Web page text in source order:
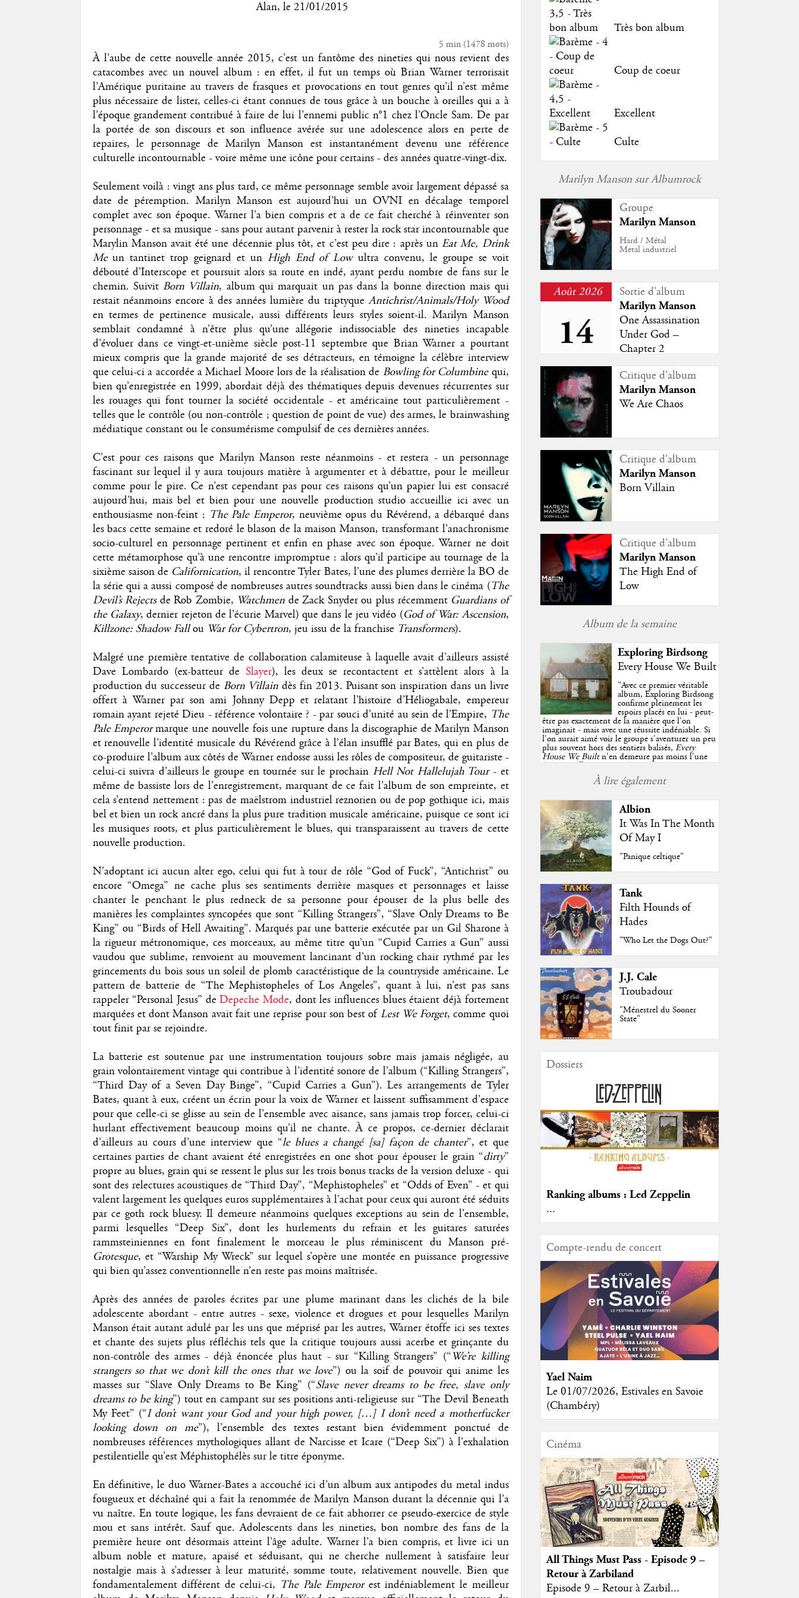
Alan, le 21/01/2015
5 min(1478 mots)
À l’aube de cette nouvelle année 2015, c’est un fantôme des nineties qui nous revient des
catacombes avec un nouvel album : en effet, il fut un temps où Brian Warner terrorisait
l’Amérique puritaine au travers de frasques et provocations en tout genres qu’il n’est même
plus nécessaire de lister, celles-ci étant connues de tous grâce à un bouche à oreilles qui a à
l’époque grandement contribué à faire de lui l’ennemi public n°1 chez l’Oncle Sam. De par
la portée de son discours et son influence avérée sur une adolescence alors en perte de
repaires, le personnage de Marilyn Manson est instantanément devenu une référence
culturelle incontournable - voire même une icône pour certains - des années quatre-vingt-dix.
Seulement voilà : vingt ans plus tard, ce même personnage semble avoir largement dépassé sa
date de péremption. Marilyn Manson est aujourd’hui un OVNI en décalage temporel
complet avec son époque. Warner l’a bien compris et a de ce fait cherché à réinventer son
personnage - et sa musique - sans pour autant parvenir à rester la rock star incontournable que
Marylin Manson avait été une décennie plus tôt, et c’est peu dire : après unEat Me, Drink
Meun tantinet trop geignard et un High End of Lowultra convenu, le groupe se voit
débouté d'Interscope et poursuit alors sa route en indé, ayant perdu nombre de fans sur le
chemin. Suivit Born Villain, album qui marquait un pas dans la bonne direction mais qui
restait néanmoins encore à des années lumière du triptyqueAntichrist/Animals/Holy Wood
en termes de pertinence musicale, aussi différents leurs styles soient-il. Marilyn Manson
semblait condamné à n’être plus qu’une allégorie indissociable des nineties incapable
d’évoluer dans ce vingt-et-unième siècle post-11 septembre que Brian Warner a pourtant
mieux compris que la grande majorité de ses détracteurs, en témoigne la célèbre interview
que celui-ci a accordée a Michael Moore lors de la réalisation de Bowling for Columbinequi,
bien qu’enregistrée en 1999, abordait déjà des thématiques depuis devenues récurrentes sur
les rouages qui font tourner la société occidentale - et américaine tout particulièrement -
telles que le contrôle (ou non-contrôle ; question de point de vue) des armes, le brainwashing
médiatique constant ou le consumérisme compulsif de ces dernières années.
C’est pour ces raisons que Marilyn Manson reste néanmoins - et restera - un personnage
fascinant sur lequel il y aura toujours matière à argumenter et à débattre, pour le meilleur
comme pour le pire. Ce n’est cependant pas pour ces raisons qu’un papier lui est consacré
aujourd’hui, mais bel et bien pour une nouvelle production studio accueillie ici avec un
enthousiasme non-feint : The Pale Emperor, neuvième opus du Révérend, a débarqué dans
les bacs cette semaine et redoré le blason de la maison Manson, transformant l’anachronisme
socio-culturel en personnage pertinent et enfin en phase avec son époque. Warner ne doit
cette métamorphose qu’à une rencontre impromptue : alors qu’il participe au tournage de la
sixième saison de Californication, il rencontre Tyler Bates, l’une des plumes derrière la BO de
la série qui a aussi composé de nombreuses autres soundtracks aussi bien dans le cinéma (The
Devil’s Rejectsde Rob Zombie, Watchmen de Zack Snyder ou plus récemment Guardians of
the Galaxy, dernier rejeton de l’écurie Marvel) que dans le jeu vidéo (God of War: Ascension,
Killzone: Shadow Fallou War for Cybertron, jeu issu de la franchise Transformers).
Malgré une première tentative de collaboration calamiteuse à laquelle avait d’ailleurs assisté
Dave Lombardo (ex-batteur de Slayer), les deux se recontactent et s’attèlent alors à la
production du successeur de Born Villain dès fin 2013. Puisant son inspiration dans un livre
offert à Warner par son ami Johnny Depp et relatant l’histoire d’Héliogabale, empereur
romain ayant rejeté Dieu - référence volontaire ? - par souci d’unité au sein de l’Empire, The
Pale Emperormarque une nouvelle fois une rupture dans la discographie de Marilyn Manson
et renouvelle l’identité musicale du Révérend grâce à l’élan insufflé par Bates, qui en plus de
co-produire l’album aux côtés de Warner endosse aussi les rôles de compositeur, de guitariste -
celui-ci suivra d’ailleurs le groupe en tournée sur le prochain Hell Not Hallelujah Tour- et
même de bassiste lors de l'enregistrement, marquant de ce fait l’album de son empreinte, et
cela s’entend nettement : pas de maëlstrom industriel reznorien ou de pop gothique ici, mais
bel et bien un rock ancré dans la plus pure tradition musicale américaine, puisque ce sont ici
les musiques roots, et plus particulièrement le blues, qui transparaissent au travers de cette
nouvelle production.
N’adoptant ici aucun alter ego, celui qui fut à tour de rôle “God of Fuck”, “Antichrist” ou
encore “Omega” ne cache plus ses sentiments derrière masques et personnages et laisse
chanter le penchant le plus redneck de sa personne pour épouser de la plus belle des
manières les complaintes syncopées que sont “Killing Strangers”, “Slave Only Dreams to Be
King” ou “Birds of Hell Awaiting”. Marqués par une batterie exécutée par un Gil Sharone à
la rigueur métronomique, ces morceaux, au même titre qu’un “Cupid Carries a Gun” aussi
vaudou que sublime, renvoient au mouvement lancinant d’un rocking chair rythmé par les
grincements du bois sous un soleil de plomb caractéristique de la countryside américaine. Le
pattern de batterie de “The Mephistopheles of Los Angeles”, quant à lui, n’est pas sans
rappeler “Personal Jesus” deDepeche Mode, dont les influences blues étaient déjà fortement
marquées et dont Manson avait fait une reprise pour son best ofLest We Forget, comme quoi
tout finit par se rejoindre.
La batterie est soutenue par une instrumentation toujours sobre mais jamais négligée, au
grain volontairement vintage qui contribue à l’identité sonore de l’album (“Killing Strangers”,
“Third Day of a Seven Day Binge”, “Cupid Carries a Gun”). Les arrangements de Tyler
Bates, quant à eux, créent un écrin pour la voix de Warner et laissent suffisamment d’espace
pour que celle-ci se glisse au sein de l’ensemble avec aisance, sans jamais trop forcer, celui-ci
hurlant effectivement beaucoup moins qu’il ne chante. À ce propos, ce-dernier déclarait
d’ailleurs au cours d’une interview que “le blues a changé [sa] façon de chanter”, et que
certaines parties de chant avaient été enregistrées en one shot pour épouser le grain “dirty”
propre au blues, grain qui se ressent le plus sur les trois bonus tracks de la version deluxe - qui
sont des relectures acoustiques de “Third Day”, “Mephistopheles” et “Odds of Even” - et qui
valent largement les quelques euros supplémentaires à l’achat pour ceux qui auront été séduits
par ce goth rock bluesy. Il demeure néanmoins quelques exceptions au sein de l'ensemble,
parmi lesquelles “Deep Six”, dont les hurlements du refrain et les guitares saturées
rammsteiniennes en font finalement le morceau le plus réminiscent du Manson pré-
Grotesque, et “Warship My Wreck” sur lequel s’opère une montée en puissance progressive
qui bien qu’assez conventionnelle n’en reste pas moins maîtrisée.
Après des années de paroles écrites par une plume marinant dans les clichés de la bile
adolescente abordant - entre autres - sexe, violence et drogues et pour lesquelles Marilyn
Manson était autant adulé par les uns que méprisé par les autres, Warner étoffe ici ses textes
et chante des sujets plus réfléchis tels que la critique toujours aussi acerbe et grinçante du
non-contrôle des armes - déjà énoncée plus haut - sur “Killing Strangers” (“We’re killing
strangers so that we don’t kill the ones that we love”) ou la soif de pouvoir qui anime les
masses sur “Slave Only Dreams to Be King” (“Slave never dreams to be free, slave only
dreams to be king”) tout en campant sur ses positions anti-religieuse sur “The Devil Beneath
My Feet” (“I don’t want your God and your high power, […] I don’t need a motherfucker
looking down on me”), l’ensemble des textes restant bien évidemment ponctué de
nombreuses références mythologiques allant de Narcisse et Icare (“Deep Six”) à l’exhalation
pestilentielle qu’est Méphistophélès sur le titre éponyme.
En définitive, le duo Warner-Bates a accouché ici d’un album aux antipodes du metal indus
fougueux et déchaîné qui a fait la renommée de Marilyn Manson durant la décennie qui l’a
vu naître. En toute logique, les fans devraient de ce fait abhorrer ce pseudo-exercice de style
mou et sans intérêt. Sauf que. Adolescents dans les nineties, bon nombre des fans de la
première heure ont désormais atteint l’âge adulte. Warner l’a bien compris, et livre ici un
album noble et mature, apaisé et séduisant, qui ne cherche nullement à satisfaire leur
nostalgie mais à s’adresser à leur maturité, somme toute, relativement nouvelle. Bien que
fondamentalement différent de celui-ci, The Pale Emperorest indéniablement le meilleur
Très bon album
Coup de coeur
Excellent
Culte
Marilyn Manson sur Albumrock
Groupe
Marilyn Manson
Hard / Métal
Metal industriel
Août 2026
14
Sortie d'album
Marilyn Manson
One Assassination
Under God –
Chapter 2
Studio
Critique d'album
Marilyn Manson
We Are Chaos
Critique d'album
Marilyn Manson
Born Villain
Critique d'album
Marilyn Manson
The High End of
Low
Album de la semaine
Exploring Birdsong
Every House We Built
"Avec ce premier véritable
album, Exploring Birdsong
confirme pleinement les
espoirs placés en lui - peut-
être pas exactement de la manière que l'on
imaginait - mais avec une réussite indéniable. Si
l'on aurait aimé voir le groupe s'aventurer un peu
plus souvent hors des sentiers balisés,Every
House We Builtn'en demeure pas moins l'une
des très belles surprises de cette année, porté par
plusieurs morceaux qui trouveront sans difficulté
une place de choix dans vos playlists estivales.
À lire également
Albion
It Was In The Month
Of May I
"Panique celtique"
Tank
Filth Hounds of
Hades
"Who Let the Dogs Out?"
J.J. Cale
Troubadour
"Ménestrel du Sooner
State"
Dossiers
Ranking albums : Led Zeppelin
...
Compte-rendu de concert
Yael Naim
Le 01/07/2026, Estivales en Savoie
(Chambéry)
Cinéma
All Things Must Pass - Episode 9 –
Retour à Zarbiland
Episode 9 – Retour à Zarbil...